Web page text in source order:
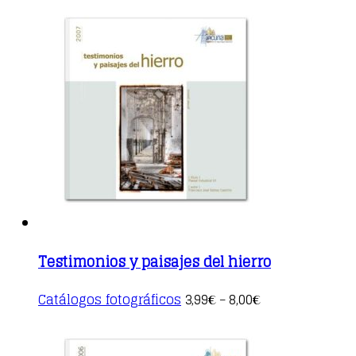
multiple
variants.
Testimonios y paisajes del hierro
Catálogos fotográficos This
product
multiple
3,99€ – 8,00€